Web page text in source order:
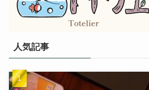
人気記事